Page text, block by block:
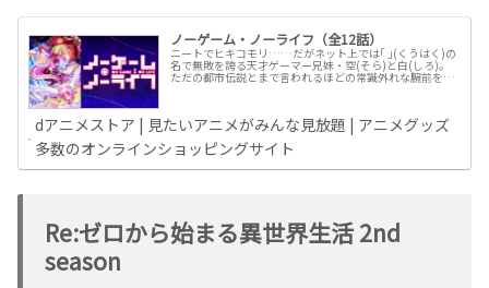
ノーゲーム・ノーライフ（全12話）
ニートでヒキコモリ……だがネット上では｢ ｣(くうはく)の
名で無敗を誇る天才ゲーマー兄妹・空(そら)と白(しろ)。
ただの都市伝説とまで言われるほどの常識外れな腕前を持
dアニメストア | 見たいアニメがみんな見放題 | アニメグッズ
多数のオンラインショッピングサイト
Re:ゼロから始まる異世界生活 2nd
season